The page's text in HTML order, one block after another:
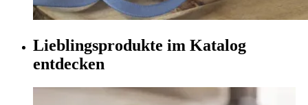
Lieblingsprodukte im Katalog
entdecken